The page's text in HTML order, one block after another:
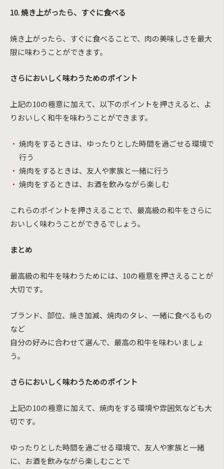
10. 焼き上がったら、すぐに食べる
焼き上がったら、すぐに食べることで、肉の美味しさを最大
限に味わうことができます。
さらにおいしく味わうためのポイント
上記の10の極意に加えて、以下のポイントを押さえると、よ
りおいしく和牛を味わうことができます。
焼肉をするときは、ゆったりとした時間を過ごせる環境で
行う
焼肉をするときは、友人や家族と一緒に行う
焼肉をするときは、お酒を飲みながら楽しむ
これらのポイントを押さえることで、最高級の和牛をさらに
おいしく味わうことができるでしょう。
まとめ
最高級の和牛を味わうためには、10の極意を押さえることが
大切です。
ブランド、部位、焼き加減、焼肉のタレ、一緒に食べるもの
など
自分の好みに合わせて選んで、最高の和牛を味わいましょ
う。
さらにおいしく味わうためのポイント
上記の10の極意に加えて、焼肉をする環境や雰囲気なども大
切です。
ゆったりとした時間を過ごせる環境で、友人や家族と一緒
に、お酒を飲みながら楽しむことで